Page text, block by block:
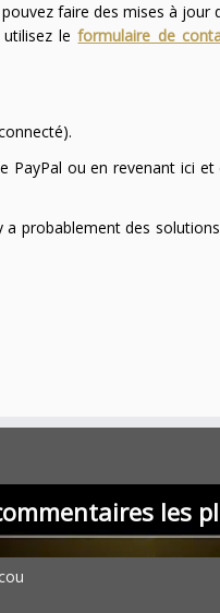
faire des mises à
utilisez leformulaire de
ou en revenant ici
a probablement des
les